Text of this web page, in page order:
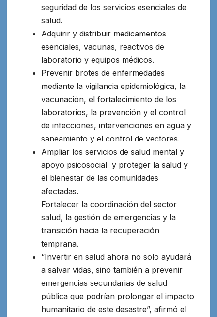
seguridad de los servicios esenciales de
salud.
Adquirir y distribuir medicamentos
esenciales, vacunas, reactivos de
laboratorio y equipos médicos.
Prevenir brotes de enfermedades
mediante la vigilancia epidemiológica, la
vacunación, el fortalecimiento de los
laboratorios, la prevención y el control
de infecciones, intervenciones en agua y
saneamiento y el control de vectores.
Ampliar los servicios de salud mental y
apoyo psicosocial, y proteger la salud y
el bienestar de las comunidades
afectadas.
Fortalecer la coordinación del sector
salud, la gestión de emergencias y la
transición hacia la recuperación
temprana.
“Invertir en salud ahora no solo ayudará
a salvar vidas, sino también a prevenir
emergencias secundarias de salud
pública que podrían prolongar el impacto
humanitario de este desastre”, afirmó el